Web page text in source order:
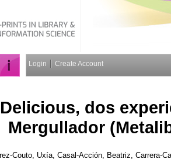
Login Create Account
dos
Mergullador
Couto, Uxía Casal-Acción, Beatriz Carrera-